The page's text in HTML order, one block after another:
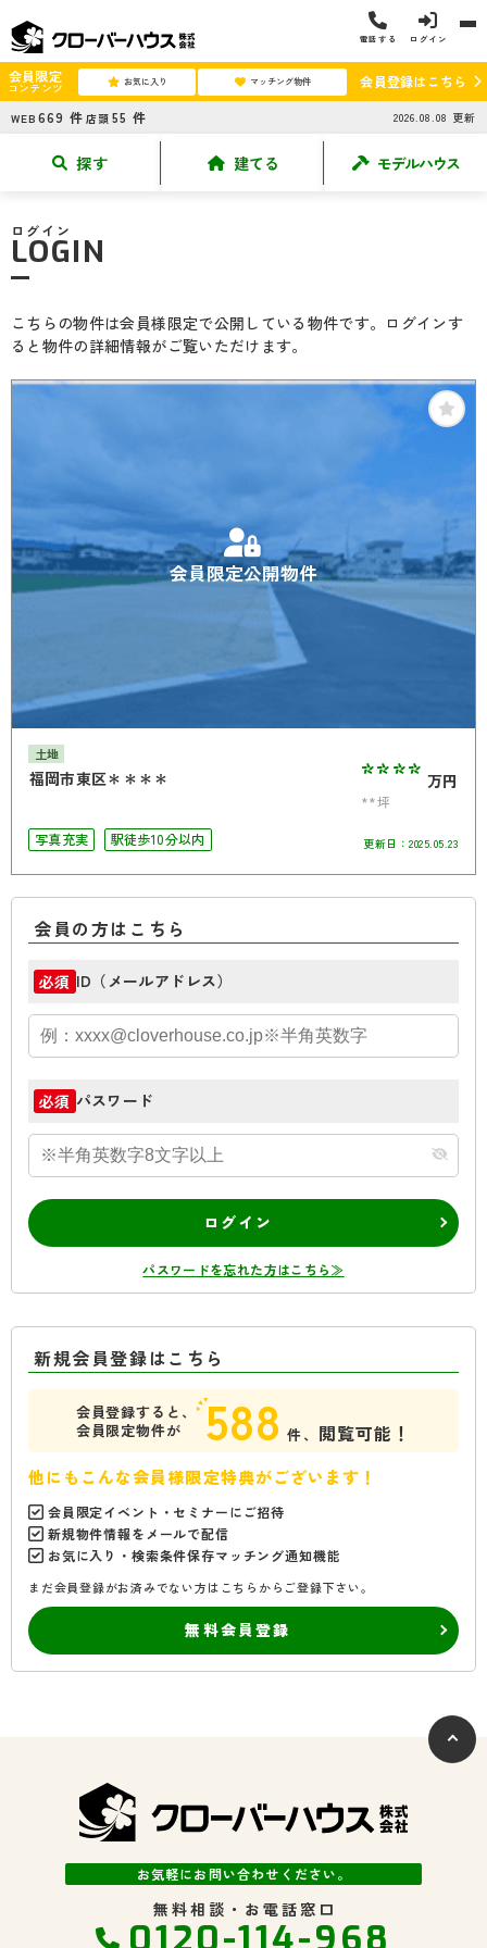
電話する ログイン
会員限定
コンテンツ お気に入り マッチング物件 会員登録はこちら
WEB 669 件 店頭 55 件 2026.08.08 更新
探す 建てる モデルハウス
ログイン
LOGIN
こちらの物件は会員様限定で公開している物件です。ログインす
ると物件の詳細情報がご覧いただけます。
会員限定公開物件
土地
福岡市東区＊＊＊＊ **** 万円
**坪
写真充実
駅徒歩10分以内 更新日： 2025.05.23
会員の方はこちら
必須 ID（メールアドレス）
必須 パスワード
ログイン
パスワードを忘れた方はこちら≫
新規会員登録はこちら
会員登録すると、
会員限定物件が
588 件、 閲覧可能！
他にもこんな会員様限定特典がございます！
会員限定イベント・セミナーにご招待
新規物件情報をメールで配信
お気に入り・検索条件保存マッチング通知機能
まだ会員登録がお済みでない方はこちらからご登録下さい。
無料会員登録
お気軽にお問い合わせください。
無料相談・お電話窓口